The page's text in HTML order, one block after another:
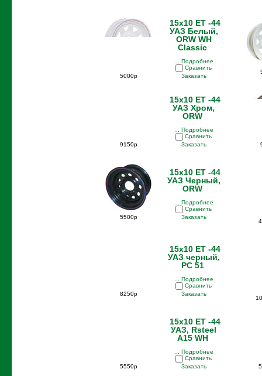
15x10 ET -44
УАЗ Белый,
ORW WH
Classic
... Подробнее
Сравнить
5000р
Заказать
15x10 ET -44
УАЗ Хром,
ORW
... Подробнее
Сравнить
9150р
Заказать
15x10 ET -44
УАЗ Черный,
ORW
... Подробнее
Сравнить
5500р
Заказать
15x10 ET -44
УАЗ черный,
PC 51
... Подробнее
Сравнить
8250р
Заказать
15x10 ET -44
УАЗ, Rsteel
A15 WH
... Подробнее
Сравнить
5550р
Заказать